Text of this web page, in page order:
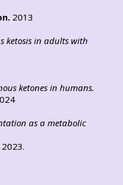
2013
ketosis in adults with
ketones in humans.
as a metabolic
2023.